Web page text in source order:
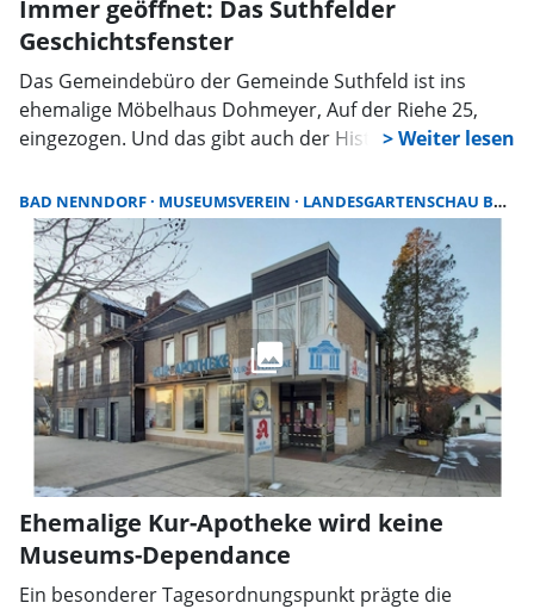
Immer geöffnet: Das Suthfelder
Geschichtsfenster
Das Gemeindebüro der Gemeinde Suthfeld ist ins
ehemalige Möbelhaus Dohmeyer, Auf der Riehe 25,
eingezogen. Und das gibt auch der Historie der
ehemaligen Schaufenster haben Schulmöbel und
weitere Schulutensilien zu einer Darstellung einer alten
Dorfschule Platz bekommen. So, wie es sie einst in
Riehe und Helsinghausen gab.
BAD NENNDORF MUSEUMSVEREIN LANDESGARTENSCHAU BAD NENNDORF
Ehemalige Kur-Apotheke wird keine
Museums-Dependance
Ein besonderer Tagesordnungspunkt prägte die